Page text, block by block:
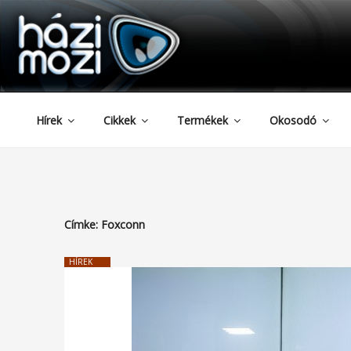
Tartalomhoz
HAZIMOZI
Hírek Cikkek Termékek Okosodó
Címke: Foxconn
HÍREK